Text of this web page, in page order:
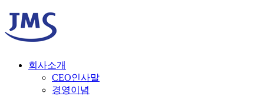
회사소개
CEO인사말
경영이념